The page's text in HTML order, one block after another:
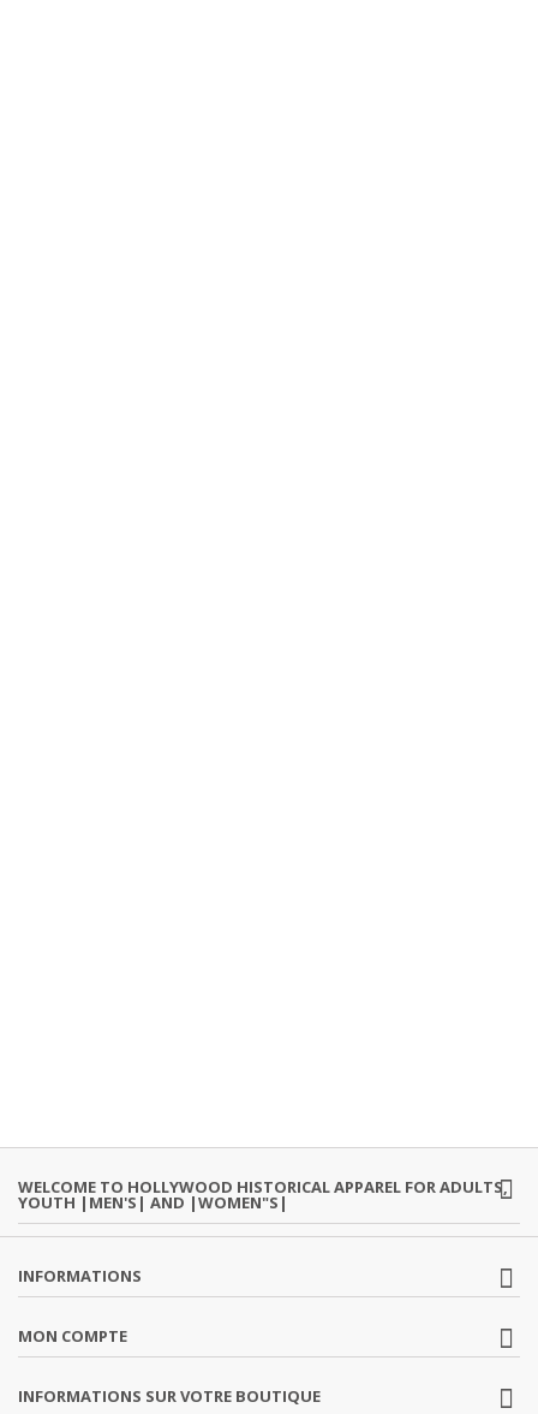
WELCOME TO HOLLYWOOD HISTORICAL APPAREL FOR ADULTS,
YOUTH |MEN'S| AND |WOMEN"S|
INFORMATIONS
MON COMPTE
INFORMATIONS SUR VOTRE BOUTIQUE